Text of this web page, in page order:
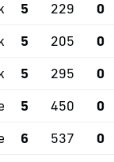
5 229 0
5 205 0
5 295 0
5 450 0
6 537 0